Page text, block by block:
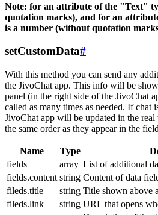
Note: for an attribute of the "Text"
quotation marks), and for an
is a number (without quotation
setCustomData#
With this method you can send any
the JivoChat app. This info will be
panel (in the right side of the JivoChat
called as many times as needed. If chat
JivoChat app will be updated in the
the same order as they appear in the
Name Type
fields
array List of additional
fields.content string Content of data
fileds.title
string Title shown above
fileds.link
string URL that opens